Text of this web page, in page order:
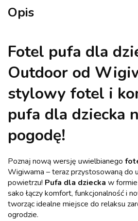
Opis
Fotel pufa dla
Outdoor od
stylowy fotel i
pufa dla dziecka
pogodę!
Poznaj nową wersję uwielbianego
Wigiwama – teraz przystosowaną do
powietrzu! Pufa dla dziecka w
sako łączy komfort, funkcjonalność i
tworząc idealne miejsce do relaksu
ogrodzie.